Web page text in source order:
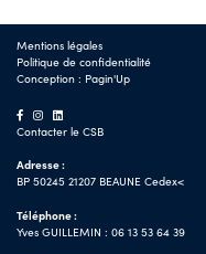
Mentions légales
Politique de confidentialité
Conception : Pagin'Up
Contacter le CSB
Adresse :
BP 50245 21207 BEAUNE Cedex<
Téléphone :
Yves GUILLEMIN : 06 13 53 64 39